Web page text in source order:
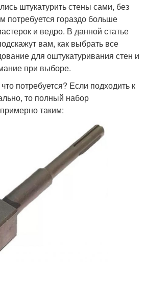
штукатурить стены сами, без
потребуется гораздо больше
и ведро. В данной статье
вам, как выбрать все
для оштукатуривания стен и
при выборе.
потребуется? Если подходить к
то полный набор
таким: